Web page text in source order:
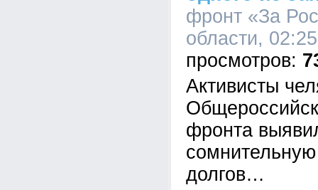
фронт «За
области,
Активисты
фронта
долгов…